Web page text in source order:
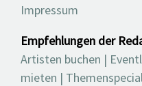
Impressum
Empfehlungen der
Artisten buchen |
mieten |